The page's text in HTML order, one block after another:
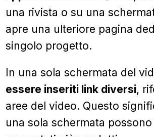
una rivista o su una
apre una ulteriore pagina
singolo progetto.
In una sola schermata del
essere inseriti link diversi,
aree del video. Questo
una sola schermata possono